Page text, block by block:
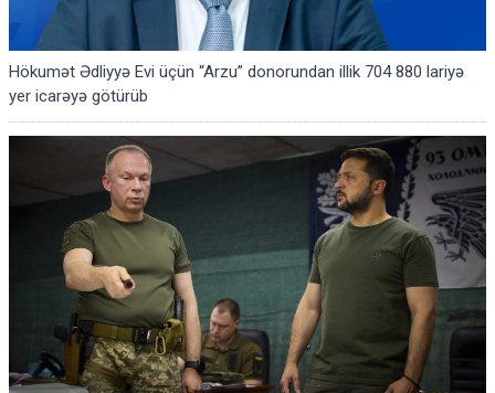
Hökumət Ədliyyə Evi üçün “Arzu” donorundan illik 704 880 lariyə
yer icarəyə götürüb